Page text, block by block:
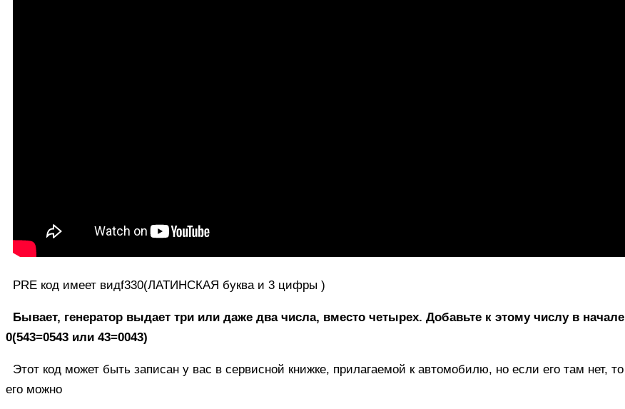
PRE код имеет видf330(ЛАТИНСКАЯ буква и 3 цифры )
Бывает, генератор выдает три или даже два числа, вместо четырех. Добавьте к этому числу в начале
0(543=0543 или 43=0043)
Этот код может быть записан у вас в сервисной книжке, прилагаемой к автомобилю, но если его там нет, то
его можно